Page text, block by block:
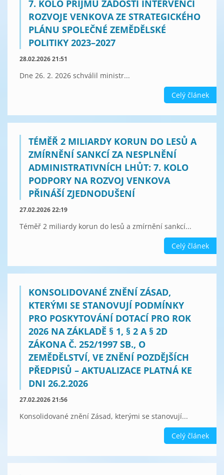
7. KOLO PŘÍJMU ŽÁDOSTÍ INTERVENCÍ
ROZVOJE VENKOVA ZE STRATEGICKÉHO
PLÁNU SPOLEČNÉ ZEMĚDĚLSKÉ
POLITIKY 2023–2027
28.02.2026 21:51
Dne 26. 2. 2026 schválil ministr...
Celý článek
TÉMĚŘ 2 MILIARDY KORUN DO LESŮ A
ZMÍRNĚNÍ SANKCÍ ZA NESPLNĚNÍ
ADMINISTRATIVNÍCH LHŮT: 7. KOLO
PODPORY NA ROZVOJ VENKOVA
PŘINÁŠÍ ZJEDNODUŠENÍ
27.02.2026 22:19
Téměř 2 miliardy korun do lesů a zmírnění sankcí...
Celý článek
KONSOLIDOVANÉ ZNĚNÍ ZÁSAD,
KTERÝMI SE STANOVUJÍ PODMÍNKY
PRO POSKYTOVÁNÍ DOTACÍ PRO ROK
2026 NA ZÁKLADĚ § 1, § 2 A § 2D
ZÁKONA Č. 252/1997 SB., O
ZEMĚDĚLSTVÍ, VE ZNĚNÍ POZDĚJŠÍCH
PŘEDPISŮ – AKTUALIZACE PLATNÁ KE
DNI 26.2.2026
27.02.2026 21:56
Konsolidované znění Zásad, kterými se stanovují...
Celý článek